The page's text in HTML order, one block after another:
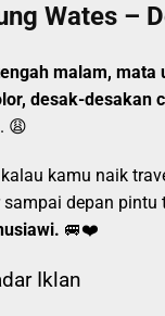
Wates –
malam,
desak-desakan
😩
kalau kamu naik
depan pintu
🚐❤️
Iklan